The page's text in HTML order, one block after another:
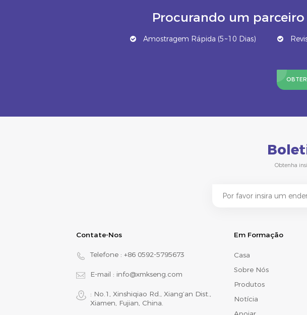
Procurando um
Amostragem Rápida (5~10 Dias)
Obtenha
Contate-Nos
Telefone : +86 0592-5795673
E-mail : info@xmkseng.com
: No.1, Xinshiqiao Rd., Xiang‘an Dist.,
Xiamen, Fujian, China.
Em Formação
Casa
Sobre Nós
Produtos
Notícia